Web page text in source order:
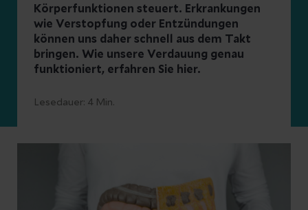
Körperfunktionen steuert. Erkrankungen
wie Verstopfung oder Entzündungen
können uns daher schnell aus dem Takt
bringen. Wie unsere Verdauung genau
funktioniert, erfahren Sie hier.
Lesedauer: 4 Min.